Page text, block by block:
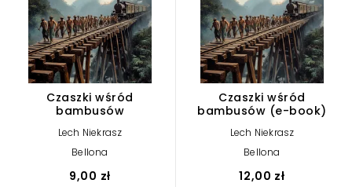
Czaszki wśród
bambusów
Lech Niekrasz
Bellona
9,00 zł
Czaszki wśród
bambusów (e-book)
Lech Niekrasz
Bellona
12,00 zł